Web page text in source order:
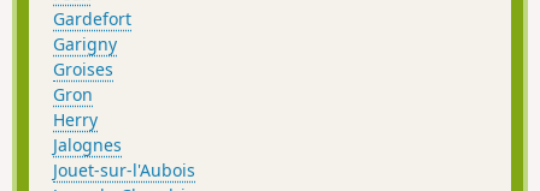
Gardefort
Garigny
Groises
Gron
Herry
Jalognes
Jouet-sur-l'Aubois